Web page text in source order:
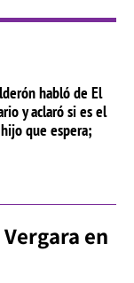
habló de El
y aclaró si es el
que espera;
en